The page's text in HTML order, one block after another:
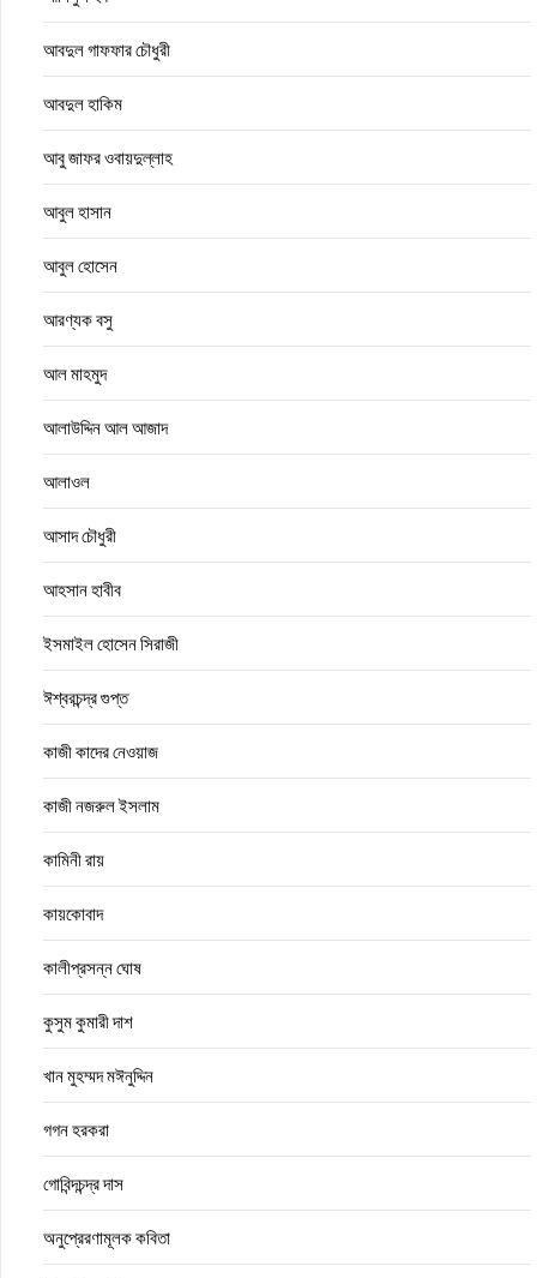
আবদুল গাফফার চৌধুরী
আবদুল হাকিম
আবু জাফর ওবায়দুল্লাহ
আবুল হাসান
আবুল হোসেন
আরণ্যক বসু
আল মাহমুদ
আলাউদ্দিন আল আজাদ
আলাওল
আসাদ চৌধুরী
আহসান হাবীব
ইসমাইল হোসেন সিরাজী
ঈশ্বরচন্দ্র গুপ্ত
কাজী কাদের নেওয়াজ
কাজী নজরুল ইসলাম
কামিনী রায়
কায়কোবাদ
কালীপ্রসন্ন ঘোষ
কুসুম কুমারী দাশ
খান মুহম্মদ মঈনুদ্দিন
গগন হরকরা
গোবিন্দচন্দ্র দাস
অনুপ্রেরণামূলক কবিতা